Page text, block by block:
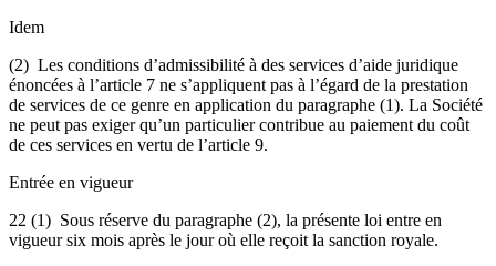
Idem
(2) Les conditions d’admissibilité à des services d’aide juridique
énoncées à l’article 7 ne s’appliquent pas à l’égard de la prestation
de services de ce genre en application du paragraphe (1). La Société
ne peut pas exiger qu’un particulier contribue au paiement du coût
de ces services en vertu de l’article 9.
Entrée en vigueur
22 (1) Sous réserve du paragraphe (2), la présente loi entre en
vigueur six mois après le jour où elle reçoit la sanction royale.